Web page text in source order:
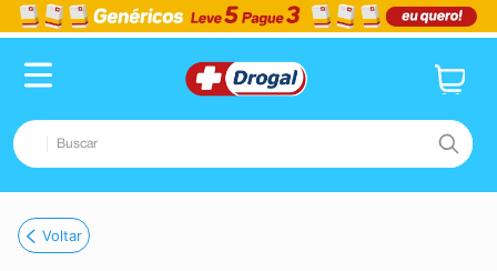
Buscar
1º fralda
Voltar